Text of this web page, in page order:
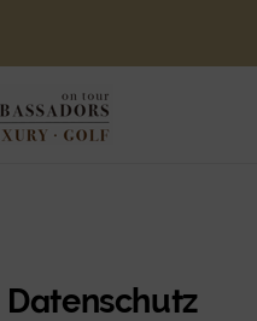
Datenschutz